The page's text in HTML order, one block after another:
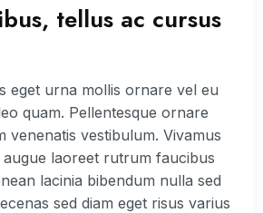
tellus ac cursus
eget urna mollis ornare vel eu
quam. Pellentesque ornare
venenatis vestibulum. Vivamus
augue laoreet rutrum faucibus
lacinia bibendum nulla sed
sed diam eget risus varius